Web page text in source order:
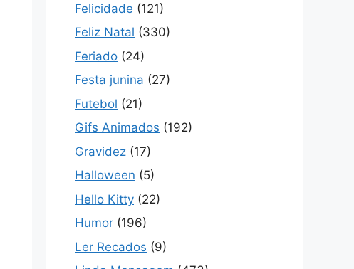
Felicidade (121)
Feliz Natal (330)
Feriado (24)
Festa junina (27)
Futebol (21)
Gifs Animados (192)
Gravidez (17)
Halloween (5)
Hello Kitty (22)
Humor (196)
Ler Recados (9)